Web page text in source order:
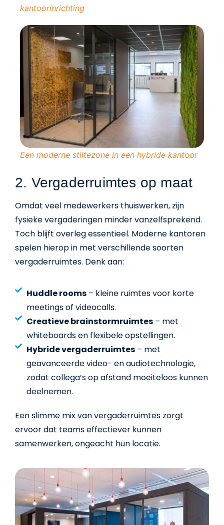
kantoorinrichting
Een moderne stiltezone in een hybride kantoor
2. Vergaderruimtes op maat
Omdat veel medewerkers thuiswerken, zijn
fysieke vergaderingen minder vanzelfsprekend.
Toch blijft overleg essentieel. Moderne kantoren
spelen hierop in met verschillende soorten
vergaderruimtes. Denk aan:
Huddle rooms– kleine ruimtes voor korte
meetings of videocalls.
Creatieve brainstormruimtes– met
whiteboards en flexibele opstellingen.
Hybride vergaderruimtes– met
geavanceerde video- en audiotechnologie,
zodat collega’s op afstand moeiteloos kunnen
deelnemen.
Een slimme mix van vergaderruimtes zorgt
ervoor dat teams effectiever kunnen
samenwerken, ongeacht hun locatie.